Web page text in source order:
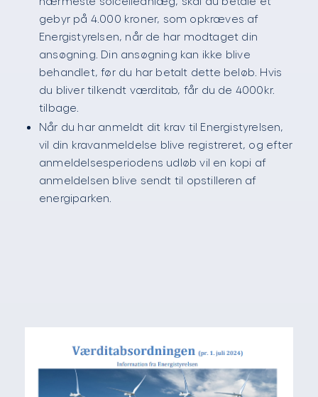
gebyr på 4.000 kroner, som opkræves af
Energistyrelsen, når de har modtaget din
ansøgning. Din ansøgning kan ikke blive
behandlet, før du har betalt dette beløb. Hvis
du bliver tilkendt værditab, får du de 4000kr.
tilbage.
Når du har anmeldt dit krav til Energistyrelsen,
vil din kravanmeldelse blive registreret, og efter
anmeldelsesperiodens udløb vil en kopi af
anmeldelsen blive sendt til opstilleren af
energiparken.